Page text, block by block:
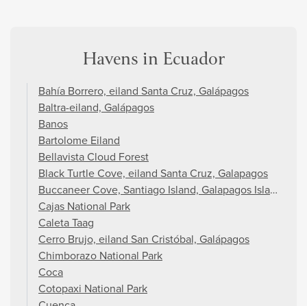
Havens in Ecuador
Bahía Borrero, eiland Santa Cruz, Galápagos
Baltra-eiland, Galápagos
Banos
Bartolome Eiland
Bellavista Cloud Forest
Black Turtle Cove, eiland Santa Cruz, Galapagos
Buccaneer Cove, Santiago Island, Galapagos Islands
Cajas National Park
Caleta Taag
Cerro Brujo, eiland San Cristóbal, Galápagos
Chimborazo National Park
Coca
Cotopaxi National Park